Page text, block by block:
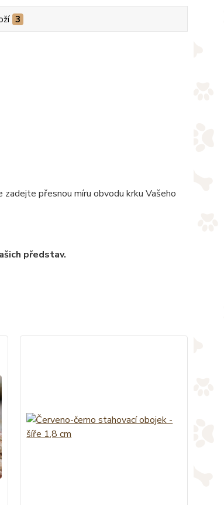
3
přesnou míru obvodu krku Vašeho
představ.